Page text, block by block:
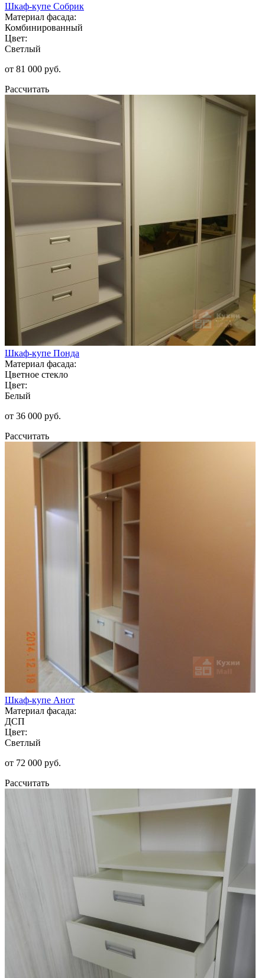
Шкаф-купе Собрик
Материал фасада:
Комбинированный
Цвет:
Светлый
от 81 000 руб.
Рассчитать
Шкаф-купе Понда
Материал фасада:
Цветное стекло
Цвет:
Белый
от 36 000 руб.
Рассчитать
Шкаф-купе Анот
Материал фасада:
ДСП
Цвет:
Светлый
от 72 000 руб.
Рассчитать